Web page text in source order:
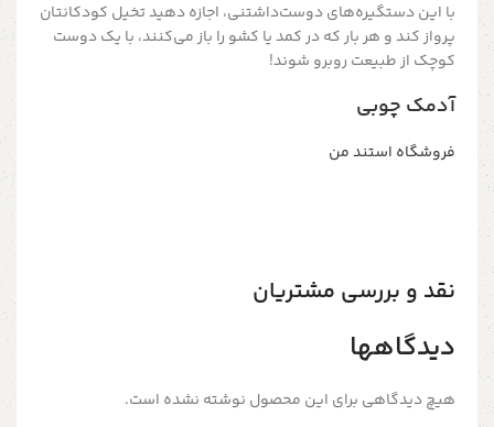
با این دستگیره‌های دوست‌داشتنی، اجازه دهید تخیل کودکانتان
پرواز کند و هر بار که در کمد یا کشو را باز می‌کنند، با یک دوست
کوچک از طبیعت روبرو شوند!
آدمک چوبی
فروشگاه استند من
نقد و بررسی مشتریان
دیدگاهها
هیچ دیدگاهی برای این محصول نوشته نشده است.